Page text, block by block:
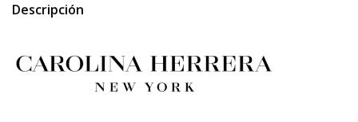
Descripción